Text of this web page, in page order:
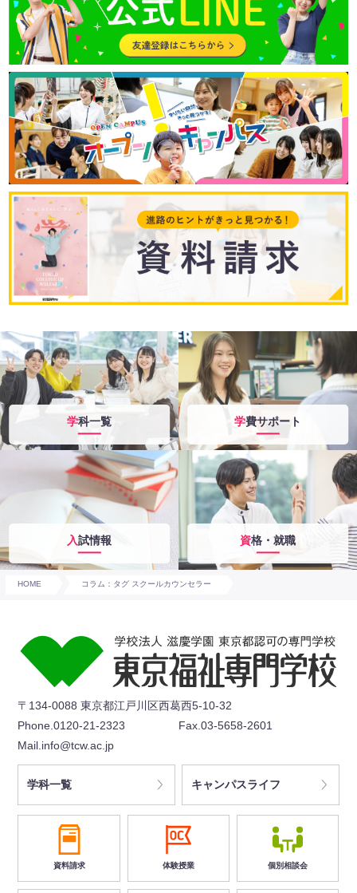
学科一覧 学費サポート
入試情報 資格・就職
HOME コラム：タグ スクールカウンセラー
〒134-0088 東京都江戸川区西葛西5-10-32
Phone.0120-21-2323
Fax.03-5658-2601
Mail.info@tcw.ac.jp
学科一覧 キャンパスライフ
資料請求 体験授業 個別相談会